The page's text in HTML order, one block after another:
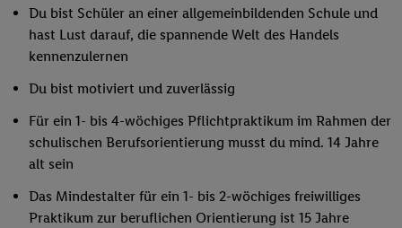
Du bist Schüler an einer allgemeinbildenden Schule und
hast Lust darauf, die spannende Welt des Handels
kennenzulernen
Du bist motiviert und zuverlässig
Für ein 1- bis 4-wöchiges Pflichtpraktikum im Rahmen der
schulischen Berufsorientierung musst du mind. 14 Jahre
alt sein
Das Mindestalter für ein 1- bis 2-wöchiges freiwilliges
Praktikum zur beruflichen Orientierung ist 15 Jahre